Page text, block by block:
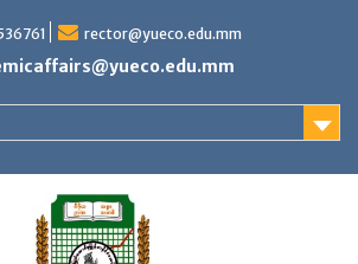
rector@yueco.edu.mm